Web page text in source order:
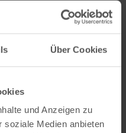
Über Cookies
und Anzeigen zu
soziale Medien anbieten